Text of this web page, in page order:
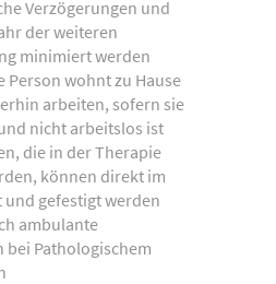
Verzögerungen und
der weiteren
minimiert werden
Person wohnt zu Hause
arbeiten, sofern sie
nicht arbeitslos ist
die in der Therapie
können direkt im
gefestigt werden
ambulante
bei Pathologischem